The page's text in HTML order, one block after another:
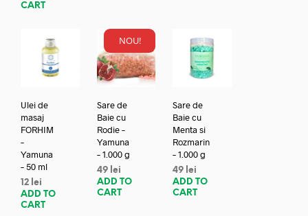
CART
Ulei de
masaj
FORHIM
–
Yamuna
– 50 ml
12 lei
ADD TO
CART
NOU!
Sare de
Baie cu
Rodie –
Yamuna
– 1.000 g
49 lei
ADD TO
CART
Sare de
Baie cu
Menta si
Rozmarin
– 1.000 g
49 lei
ADD TO
CART